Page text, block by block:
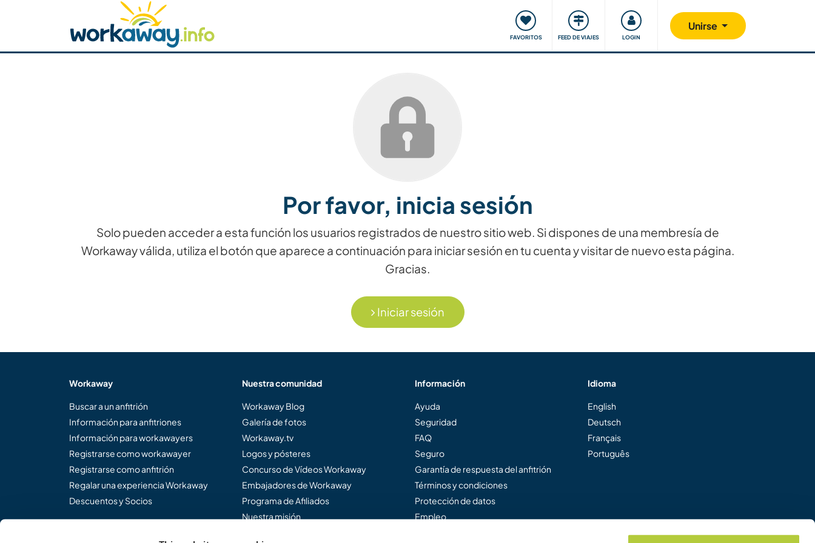
FAVORITOS FEED DE VIAJES LOGIN
Unirse
Buscar anfitrión Busca un compañero Viajar y aprender Comunidad Nos implicamos
Seguridad
Por favor, inicia sesión
Solo pueden acceder a esta función los usuarios registrados de nuestro sitio web. Si dispones de una membresía de
Workaway válida, utiliza el botón que aparece a continuación para iniciar sesión en tu cuenta y visitar de nuevo esta página.
Gracias.
Iniciar sesión
Workaway
Buscar a un anfitrión
Información para anfitriones
Información para workawayers
Registrarse como workawayer
Registrarse como anfitrión
Regalar una experiencia Workaway
Descuentos y Socios
Nuestra comunidad
Workaway Blog
Galería de fotos
Workaway.tv
Logos y pósteres
Concurso de Vídeos Workaway
Embajadores de Workaway
Programa de Afiliados
Nuestra misión
Información
Ayuda
Seguridad
FAQ
Seguro
Garantía de respuesta del anfitrión
Términos y condiciones
Protección de datos
Empleo
Idioma
English
Deutsch
Français
Português